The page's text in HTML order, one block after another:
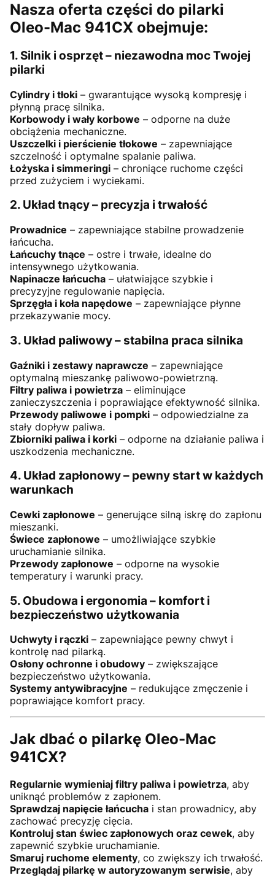
Nasza oferta części do pilarki
Oleo-Mac 941CX obejmuje:
1. Silnik i osprzęt – niezawodna moc Twojej
pilarki
Cylindry i tłoki – gwarantujące wysoką kompresję i
płynną pracę silnika.
Korbowody i wały korbowe – odporne na duże
obciążenia mechaniczne.
Uszczelki i pierścienie tłokowe – zapewniające
szczelność i optymalne spalanie paliwa.
Łożyska i simmeringi – chroniące ruchome części
przed zużyciem i wyciekami.
2. Układ tnący – precyzja i trwałość
Prowadnice – zapewniające stabilne prowadzenie
łańcucha.
Łańcuchy tnące – ostre i trwałe, idealne do
intensywnego użytkowania.
Napinacze łańcucha – ułatwiające szybkie i
precyzyjne regulowanie napięcia.
Sprzęgła i koła napędowe – zapewniające płynne
przekazywanie mocy.
3. Układ paliwowy – stabilna praca silnika
Gaźniki i zestawy naprawcze – zapewniające
optymalną mieszankę paliwowo-powietrzną.
Filtry paliwa i powietrza – eliminujące
zanieczyszczenia i poprawiające efektywność silnika.
Przewody paliwowe i pompki – odpowiedzialne za
stały dopływ paliwa.
Zbiorniki paliwa i korki – odporne na działanie paliwa i
uszkodzenia mechaniczne.
4. Układ zapłonowy – pewny start w każdych
warunkach
Cewki zapłonowe – generujące silną iskrę do zapłonu
mieszanki.
Świece zapłonowe – umożliwiające szybkie
uruchamianie silnika.
Przewody zapłonowe – odporne na wysokie
temperatury i warunki pracy.
5. Obudowa i ergonomia – komfort i
bezpieczeństwo użytkowania
Uchwyty i rączki – zapewniające pewny chwyt i
kontrolę nad pilarką.
Osłony ochronne i obudowy – zwiększające
bezpieczeństwo użytkowania.
Systemy antywibracyjne – redukujące zmęczenie i
poprawiające komfort pracy.
Jak dbać o pilarkę Oleo-Mac
941CX?
Regularnie wymieniaj filtry paliwa i powietrza, aby
uniknąć problemów z zapłonem.
Sprawdzaj napięcie łańcucha i stan prowadnicy, aby
zachować precyzję cięcia.
Kontroluj stan świec zapłonowych oraz cewek, aby
zapewnić szybkie uruchamianie.
Smaruj ruchome elementy, co zwiększy ich trwałość.
Przeglądaj pilarkę w autoryzowanym serwisie, aby